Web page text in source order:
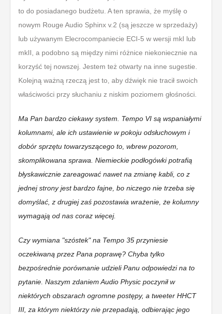
to do posiadanego budżetu. A ten sprawia, że myślę o
nowym Rouge Audio Sphinx v.2 (są jeszcze w sprzedaży)
lub używanym Elecrocompaniecie ECI-5 w wersji mkI lub
mkII, a podobno są między nimi różnice niekoniecznie na
korzyść tej nowszej. Jestem też otwarty na inne sugestie.
Kolejną ważną rzeczą jest to, aby dźwięk nie tracił swoich
właściwości przy słuchaniu z niskim poziomem głośności.
Ma Pan bardzo ciekawy system. Tempo VI są wspaniałymi
kolumnami, ale ich ustawienie w pokoju odsłuchowym i
dobór sprzętu towarzyszącego to, wbrew pozorom,
skomplikowana sprawa. Niemieckie podłogówki potrafią
błyskawicznie zareagować nawet na zmianę kabli, co z
jednej strony jest bardzo fajne, bo niczego nie trzeba się
domyślać, z drugiej zaś pozostawia wrażenie, że kolumny
wymagają od nas coraz więcej.
Czy wymiana "szóstek" na Tempo 35 przyniesie
oczekiwaną przez Pana poprawę? Chyba tylko
bezpośrednie porównanie udzieli Panu odpowiedzi na to
pytanie. Naszym zdaniem Audio Physic poczynił w
niektórych obszarach ogromne postępy, a tweeter HHCT
III, za którym niektórzy nie przepadają, odbierając jego